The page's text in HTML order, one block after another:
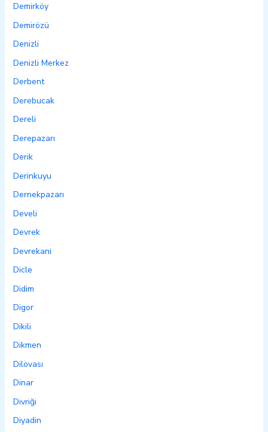
Demirköy
Demirözü
Denizli
Denizli Merkez
Derbent
Derebucak
Dereli
Derepazarı
Derik
Derinkuyu
Dernekpazarı
Develi
Devrek
Devrekani
Dicle
Didim
Digor
Dikili
Dikmen
Dilovası
Dinar
Divriği
Diyadin